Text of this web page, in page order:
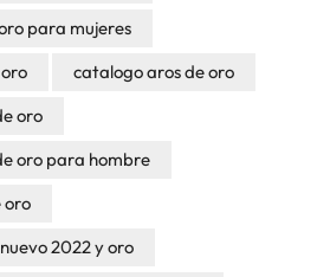
para mujeres
catalogo aros de oro
oro
oro para hombre
oro
2022 y oro